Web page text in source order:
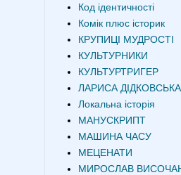
Код ідентичності
Комік плюс історик
КРУПИЦІ МУДРОСТІ
КУЛЬТУРНИКИ
КУЛЬТУРТРИГЕР
ЛАРИСА ДІДКОВСЬКА
Локальна історія
МАНУСКРИПТ
МАШИНА ЧАСУ
МЕЦЕНАТИ
МИРОСЛАВ